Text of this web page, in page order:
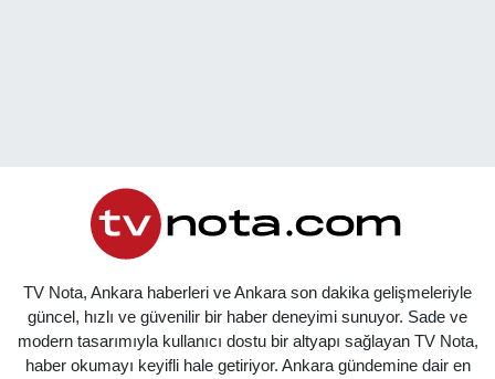
TV Nota, Ankara haberleri ve Ankara son dakika gelişmeleriyle
güncel, hızlı ve güvenilir bir haber deneyimi sunuyor. Sade ve
modern tasarımıyla kullanıcı dostu bir altyapı sağlayan TV Nota,
haber okumayı keyifli hale getiriyor. Ankara gündemine dair en